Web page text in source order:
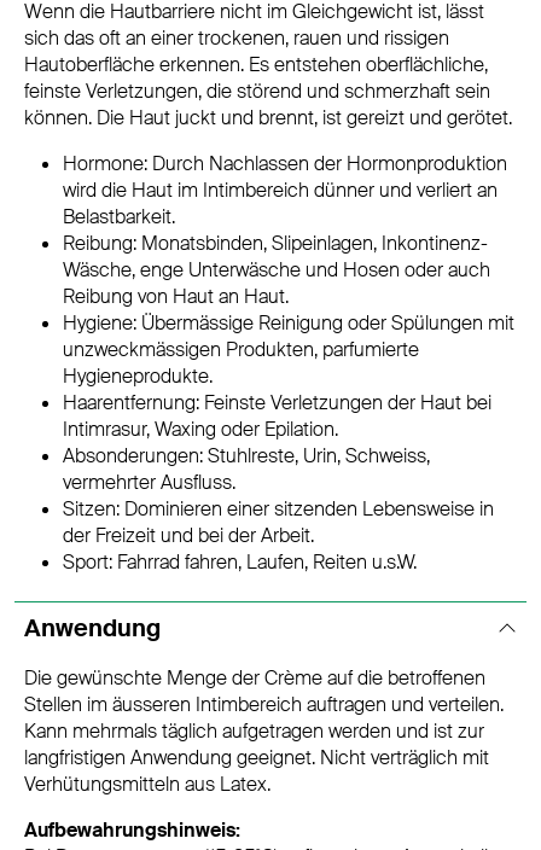
Wenn die Hautbarriere nicht im Gleichgewicht ist, lässt
sich das oft an einer trockenen, rauen und rissigen
Hautoberfläche erkennen. Es entstehen oberflächliche,
feinste Verletzungen, die störend und schmerzhaft sein
können. Die Haut juckt und brennt, ist gereizt und gerötet.
Hormone: Durch Nachlassen der Hormonproduktion
wird die Haut im Intimbereich dünner und verliert an
Belastbarkeit.
Reibung: Monatsbinden, Slipeinlagen, Inkontinenz-
Wäsche, enge Unterwäsche und Hosen oder auch
Reibung von Haut an Haut.
Hygiene: Übermässige Reinigung oder Spülungen mit
unzweckmässigen Produkten, parfumierte
Hygieneprodukte.
Haarentfernung: Feinste Verletzungen der Haut bei
Intimrasur, Waxing oder Epilation.
Absonderungen: Stuhlreste, Urin, Schweiss,
vermehrter Ausfluss.
Sitzen: Dominieren einer sitzenden Lebensweise in
der Freizeit und bei der Arbeit.
Sport: Fahrrad fahren, Laufen, Reiten u.s.W.
Anwendung
Die gewünschte Menge der Crème auf die betroffenen
Stellen im äusseren Intimbereich auftragen und verteilen.
Kann mehrmals täglich aufgetragen werden und ist zur
langfristigen Anwendung geeignet. Nicht verträglich mit
Verhütungsmitteln aus Latex.
Aufbewahrungshinweis: